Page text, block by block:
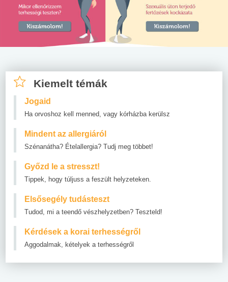
Kiemelt témák
Jogaid
Ha orvoshoz kell menned, vagy kórházba kerülsz
Mindent az allergiáról
Szénanátha? Ételallergia? Tudj meg többet!
Győzd le a stresszt!
Tippek, hogy túljuss a feszült helyzeteken.
Elsősegély tudásteszt
Tudod, mi a teendő vészhelyzetben? Teszteld!
Kérdések a korai terhességről
Aggodalmak, kételyek a terhességről